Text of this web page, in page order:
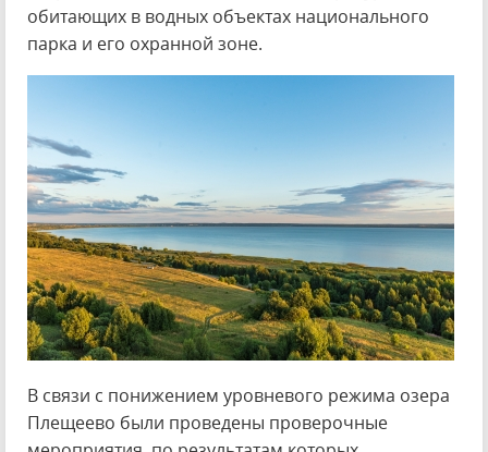
обитающих в водных объектах национального
парка и его охранной зоне.
В связи с понижением уровневого режима озера
Плещеево были проведены проверочные